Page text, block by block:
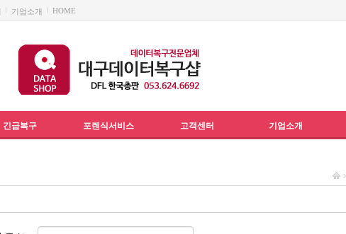
기업소개 HOME
긴급복구 포렌식서비스 고객센터 기업소개